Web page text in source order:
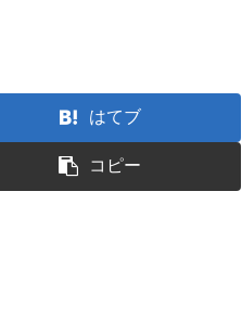
はてブ
コピー